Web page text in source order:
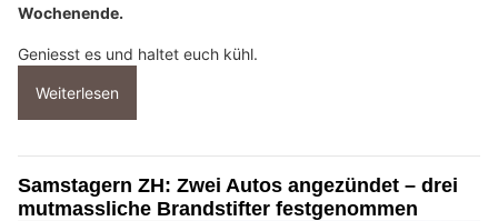
Wochenende.
Geniesst es und haltet euch kühl.
Weiterlesen
Samstagern ZH: Zwei Autos angezündet – drei
mutmassliche Brandstifter festgenommen